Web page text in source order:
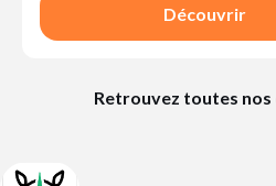
Découvrir
Retrouvez toutes